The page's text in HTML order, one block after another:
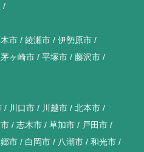
市 綾瀬市
伊勢原市
茅ヶ崎市 平塚市
藤沢市
川口市 川越市
北本市
志木市 草加市
戸田市
市 白岡市 八潮市 和光市